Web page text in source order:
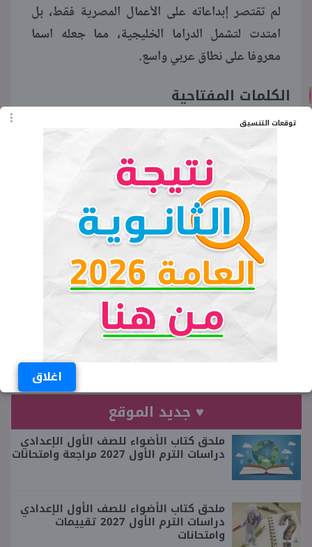
توقعات التنسيق
اغلاق
لم تقتصر إبداعاته على الأعمال المصرية فقط، بل
امتدت لتشمل الدراما الخليجية، مما جعله اسما
معروفا على نطاق عربي واسع.
الكلمات المفتاحية
المخرج سعيد الرشيدي
وفاة المخرج سعيد الرشيدي
من هو المخرج سعيد الرشيدي
عمر مصطفى
صحفي مصري يقيم في محافظة الجيزة
ومتخصص في ملف التعليم وكتابة الأخبار
العاجلة منذ عام 2011
♥ جديد الموقع
ملحق كتاب الأضواء للصف الأول الإعدادي
دراسات الترم الأول 2027 مراجعة وامتحانات
ملحق كتاب الأضواء للصف الأول الإعدادي
دراسات الترم الأول 2027 تقييمات
وامتحانات